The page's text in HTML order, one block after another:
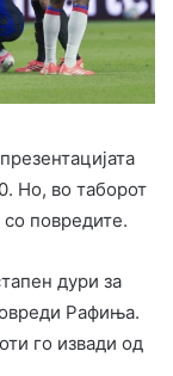
Но, во таборот
повредите.
дури за
Рафиња.
го извади од